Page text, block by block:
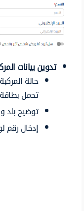
تدوين بيانات
حالة
تحمل
توضيح بلد
إدخال رقم